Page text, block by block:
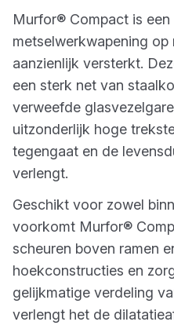
Murfor® Compact is
metselwerkwapening
aanzienlijk versterkt.
een sterk net van
verweefde
uitzonderlijk hoge
tegengaat en de
verlengt.
Geschikt voor zowel
voorkomt Murfor®
scheuren boven ramen
hoekconstructies en
gelijkmatige verdeling
verlengt het de